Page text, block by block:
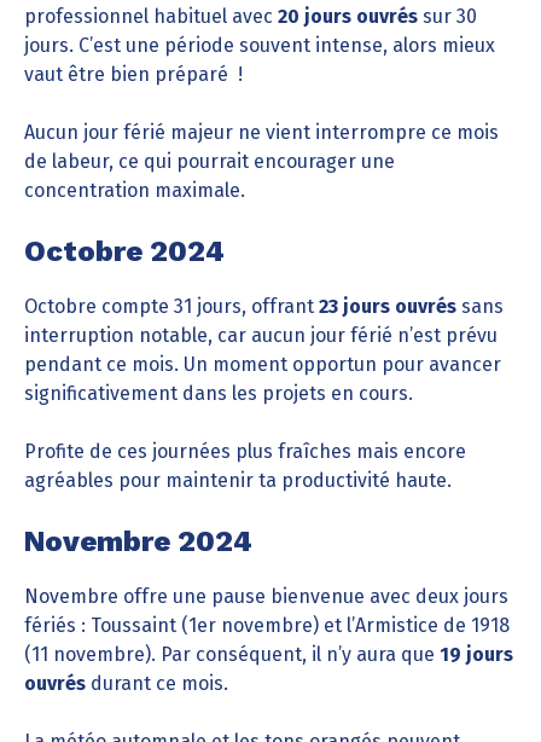
professionnel habituel avec 20 jours ouvrés sur 30
jours. C’est une période souvent intense, alors mieux
vaut être bien préparé !
Aucun jour férié majeur ne vient interrompre ce mois
de labeur, ce qui pourrait encourager une
concentration maximale.
Octobre 2024
Octobre compte 31 jours, offrant 23 jours ouvrés sans
interruption notable, car aucun jour férié n’est prévu
pendant ce mois. Un moment opportun pour avancer
significativement dans les projets en cours.
Profite de ces journées plus fraîches mais encore
agréables pour maintenir ta productivité haute.
Novembre 2024
Novembre offre une pause bienvenue avec deux jours
fériés : Toussaint (1er novembre) et l’Armistice de 1918
(11 novembre). Par conséquent, il n’y aura que 19 jours
ouvrés durant ce mois.